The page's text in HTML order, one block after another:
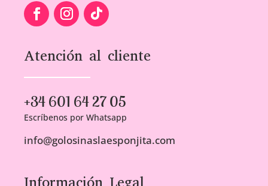
Atención al cliente
+34 601 64 27 05
Escríbenos por Whatsapp
info@golosinaslaesponjita.com
Información Legal